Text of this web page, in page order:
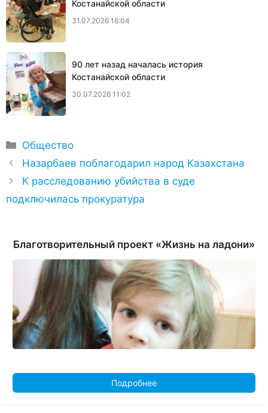
Костанайской области
31.07.2026 16:04
90 лет назад началась история
Костанайской области
30.07.2026 11:02
Рубрики
Общество
Назарбаев поблагодарил народ Казахстана
К расследованию убийства в суде
подключилась прокуратура
Благотворительный проект «Жизнь на ладони»
Подробнее